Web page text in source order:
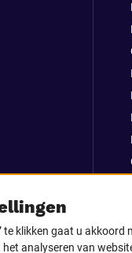
te klikken gaat u
analyseren van